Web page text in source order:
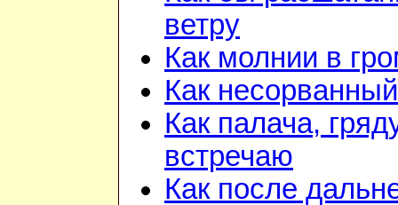
ветру
Как молнии в
Как
Как палача,
встречаю
Как после